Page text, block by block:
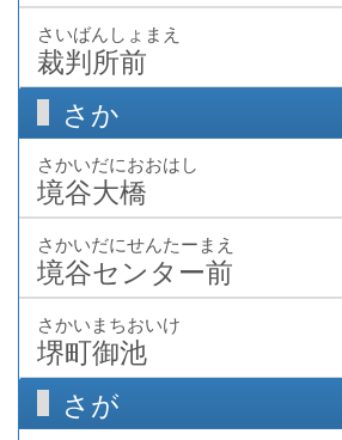
さいばんしょまえ
裁判所前
さか
さかいだにおおはし
境谷大橋
さかいだにせんたーまえ
境谷センター前
さかいまちおいけ
堺町御池
さが